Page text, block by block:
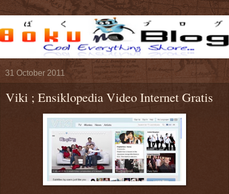
31 October 2011
Viki ; Ensiklopedia Video Internet Gratis